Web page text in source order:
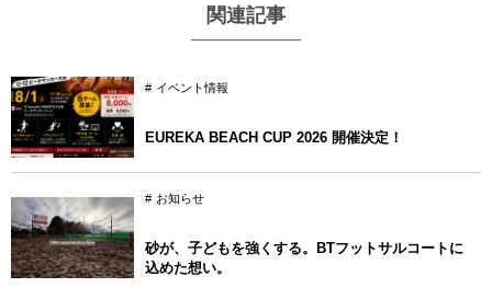
関連記事
イベント情報
EUREKA BEACH CUP 2026 開催決定！
お知らせ
砂が、子どもを強くする。BTフットサルコートに
込めた想い。